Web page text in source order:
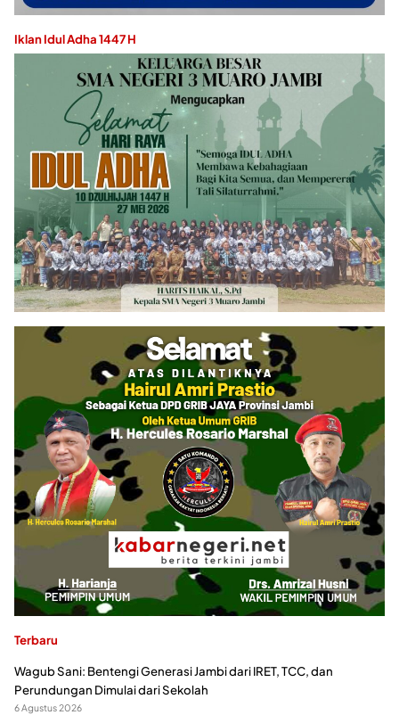
Iklan Idul Adha 1447 H
Terbaru
Wagub Sani: Bentengi Generasi Jambi dari IRET, TCC, dan
Perundungan Dimulai dari Sekolah
6 Agustus 2026